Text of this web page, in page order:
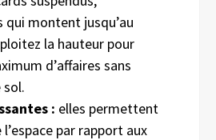
qui montent jusqu’au
la hauteur pour
d’affaires sans
sol.
: elles permettent
par rapport aux